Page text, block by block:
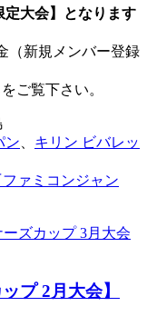
大会】となります
（新規メンバー登録
ご覧下さい。
ン
キリン ビバレッ
ファミコンジャン
ズカップ 3月大会
プ 2月大会】